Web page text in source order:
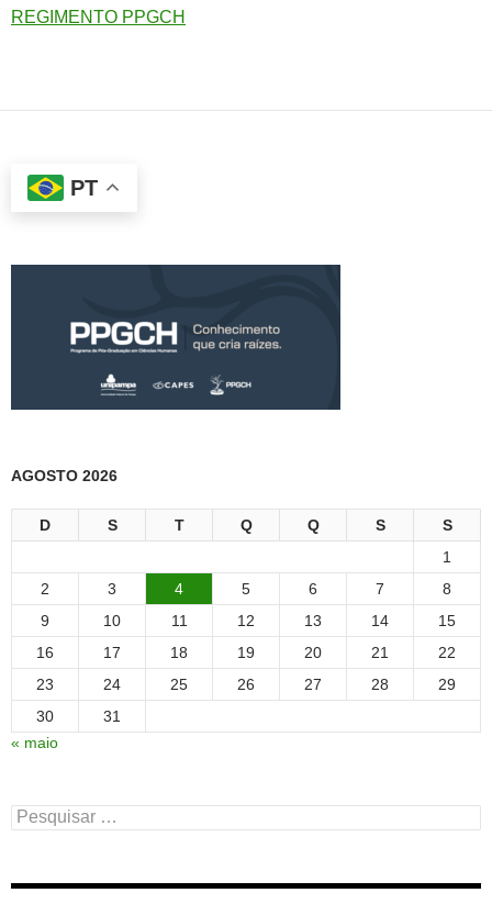
REGIMENTO PPGCH
PT
AGOSTO 2026
D S T Q Q S
S
1
2
3 4 5 6 7
8
9
10 11 12 13 14
15
16
17 18 19 20 21
22
23
24 25 26 27 28
29
30
31
« maio
Pesquisar
por: